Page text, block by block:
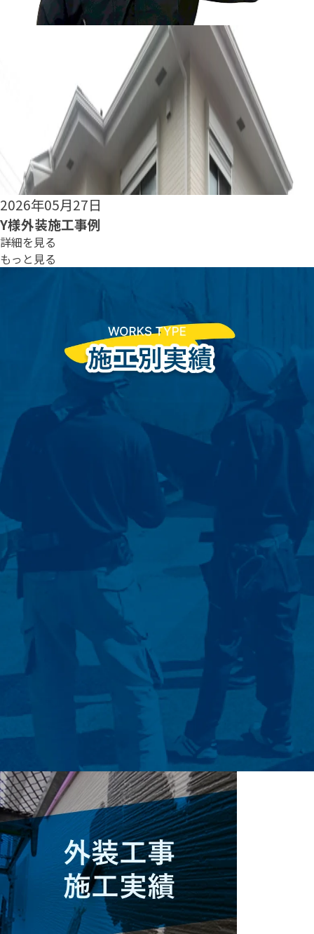
2026年05月25日
S様外装施工事例
詳細を見る
もっと見る